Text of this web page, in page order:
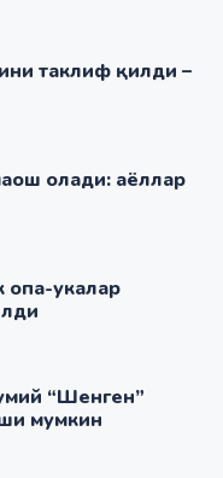
таклиф қилди –
олади: аёллар
опа-укалар
“Шенген”
мумкин